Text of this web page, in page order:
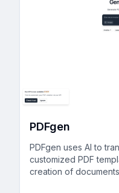
PDFgen
PDFgen uses AI to
customized PDF
creation of